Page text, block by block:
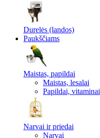
Durelės (landos)
Paukščiams
Maistas, papildai
Maistas, lesalai
Papildai, vitaminai
Narvai ir priedai
Narvai